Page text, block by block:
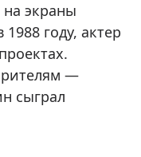
экраны
году, актер
—
сыграл